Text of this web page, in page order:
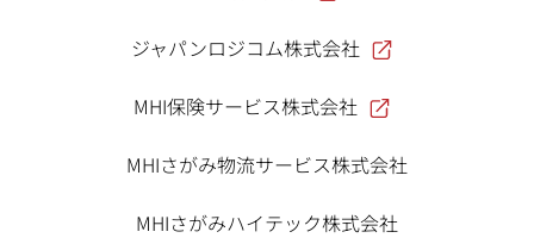
ジャパンロジコム株式会社
MHI保険サービス株式会社
MHIさがみ物流サービス株式会社
MHIさがみハイテック株式会社